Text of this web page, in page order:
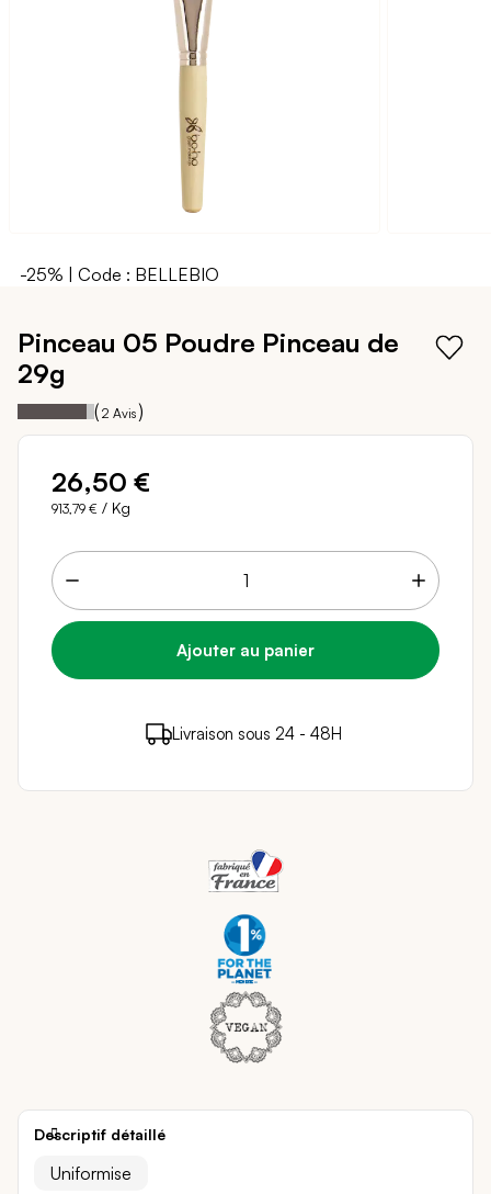
-25% | Code : BELLEBIO
début
Galerie
d’images
Pinceau 05 Poudre Pinceau de
29g
Notation: 90
% of 100
( 2 Avis )
26,50 €
913,79 € / Kg
26 points de fidélité ( 0,52 €
en achetant ce
Livraison sous 24 - 48H
Paiement sécurisé
Descriptif détaillé
Uniformise